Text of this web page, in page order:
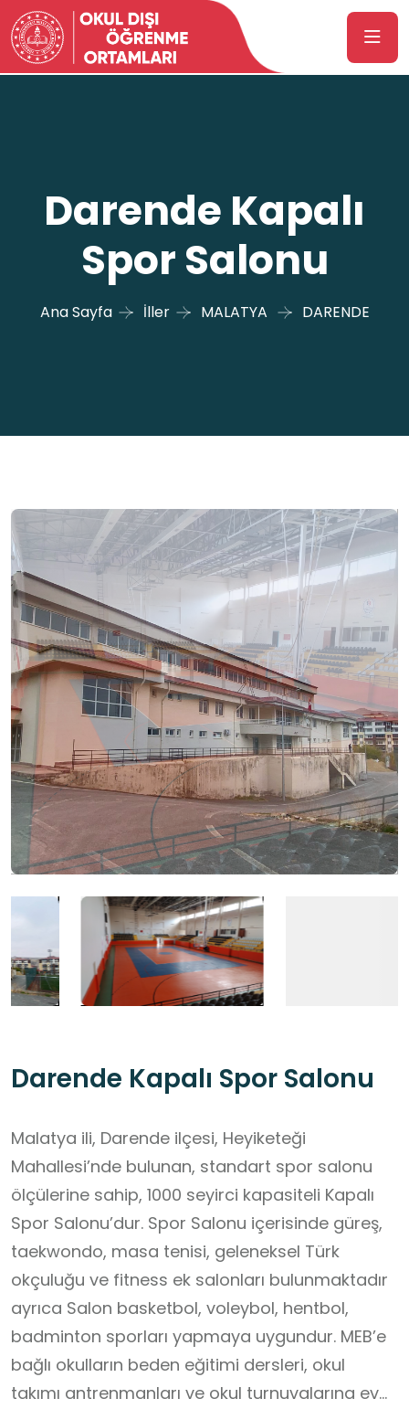
Darende Kapalı
Spor Salonu
Ana Sayfa İller MALATYA DARENDE
Darende Kapalı Spor Salonu
Malatya ili, Darende ilçesi, Heyiketeği
Mahallesi’nde bulunan, standart spor salonu
ölçülerine sahip, 1000 seyirci kapasiteli Kapalı
Spor Salonu’dur. Spor Salonu içerisinde güreş,
taekwondo, masa tenisi, geleneksel Türk
okçuluğu ve fitness ek salonları bulunmaktadır
ayrıca Salon basketbol, voleybol, hentbol,
badminton sporları yapmaya uygundur. MEB’e
bağlı okulların beden eğitimi dersleri, okul
takımı antrenmanları ve okul turnuvalarına ev